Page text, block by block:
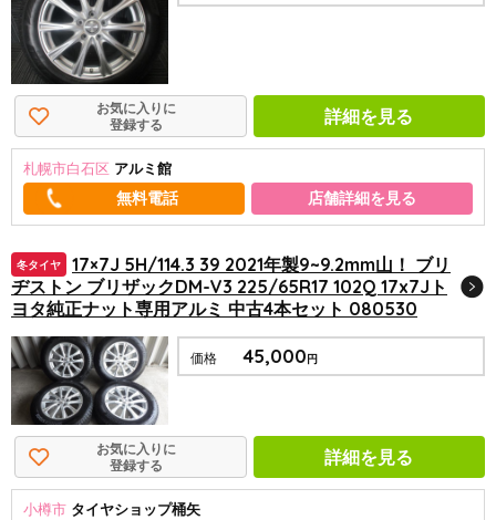
お気に入りに
登録する
詳細を見る
札幌市白石区 アルミ館
店舗詳細を見る
冬タイヤ
17×7J 5H/114.3 39 2021年製9~9.2mm山！ ブリ
ヂストン ブリザックDM-V3 225/65R17 102Q 17x7Jト
ヨタ純正ナット専用アルミ 中古4本セット 080530
価格 45,000円
お気に入りに
登録する
詳細を見る
小樽市 タイヤショップ桶矢